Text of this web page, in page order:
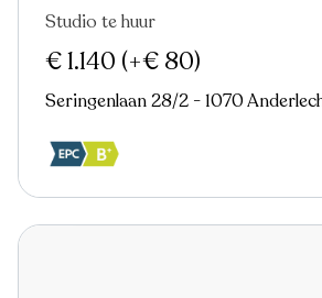
Verhuurd
Studio te huur
€ 1.140 (+€ 80)
Seringenlaan 28/2 - 1070